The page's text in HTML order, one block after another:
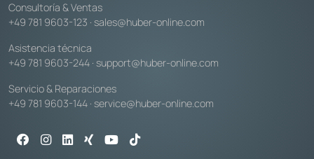
Consultoría & Ventas
+49 781 9603-123 · sales@huber-online.com
Asistencia técnica
+49 781 9603-244 · support@huber-online.com
Servicio & Reparaciones
+49 781 9603-144 · service@huber-online.com